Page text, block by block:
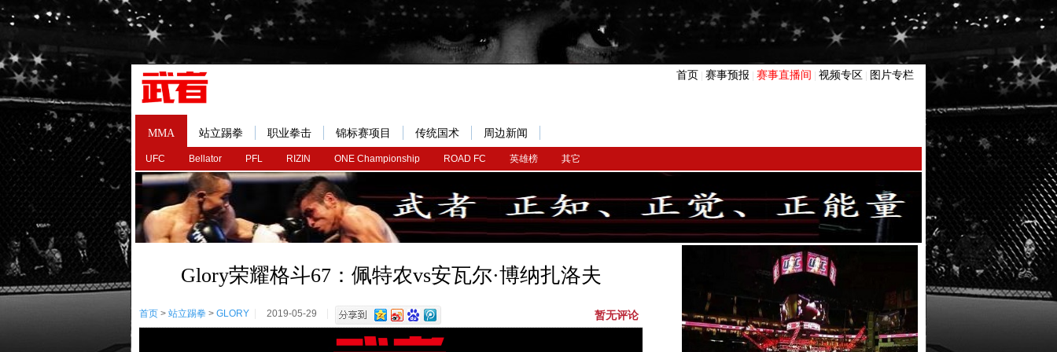
首页 赛事预报 赛事直播间 视频专区 图片专栏
MMA
UFC Bellator PFL RIZIN ONE Championship ROAD FC 英雄榜 其它
站立踢拳 职业拳击 锦标赛项目 传统国术 周边新闻
Glory荣耀格斗67：佩特农vs安瓦尔·博纳扎洛夫
首页 > 站立踢拳 > GLORY 2019-05-29 暂无评论